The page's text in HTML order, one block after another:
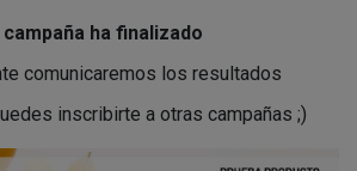
campaña ha finalizado
comunicaremos los resultados
inscribirte a otras campañas ;)